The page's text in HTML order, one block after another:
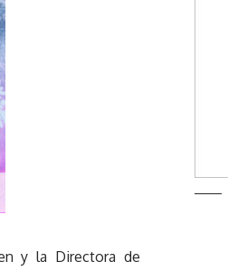
y la Directora de